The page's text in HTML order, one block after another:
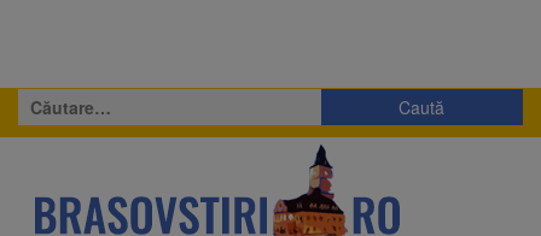
Caută
după: